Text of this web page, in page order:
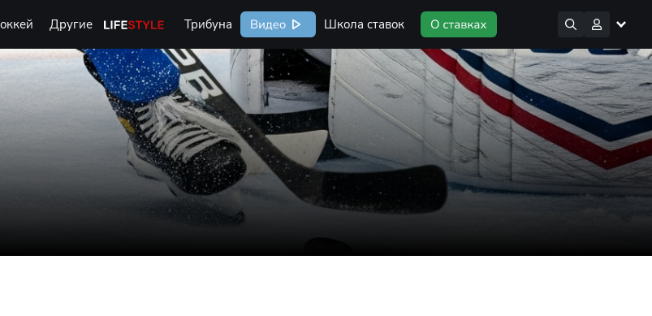
Другие Life Style Трибуна Видео Школа ставок